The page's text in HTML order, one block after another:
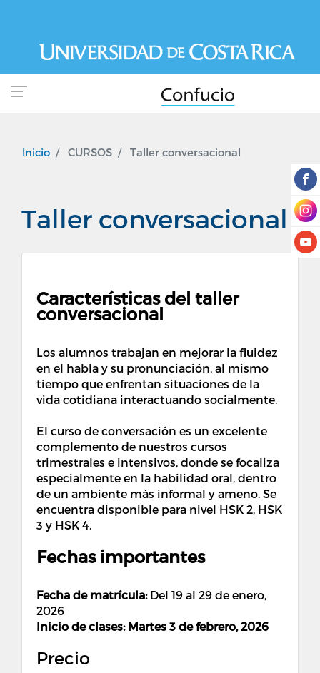
contenido
principal
Inicio CURSOS Taller conversacional
Taller conversacional
Características del taller
conversacional
Los alumnos trabajan en mejorar la fluidez
en el habla y su pronunciación, al mismo
tiempo que enfrentan situaciones de la
vida cotidiana interactuando socialmente.
El curso de conversación es un excelente
complemento de nuestros cursos
trimestrales e intensivos, donde se focaliza
especialmente en la habilidad oral, dentro
de un ambiente más informal y ameno. Se
encuentra disponible para nivel HSK 2, HSK
3 y HSK 4.
Fechas importantes
Fecha de matrícula:Del 19 al 29 de enero,
2026
Inicio de clases: Martes 3 de febrero, 2026
Precio